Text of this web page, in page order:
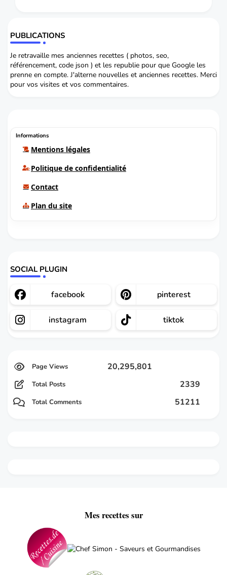
PUBLICATIONS
Je retravaille mes anciennes recettes ( photos, seo,
référencement, code json ) et les republie pour que Google les
prenne en compte. J'alterne nouvelles et anciennes recettes. Merci
pour vos visites et vos commentaires.
Informations
Mentions légales
Politique de confidentialité
Contact
Plan du site
SOCIAL PLUGIN
facebook pinterest
instagram tiktok
20,295,801
Total Posts 2339
Total Comments 51211
Mes recettes sur